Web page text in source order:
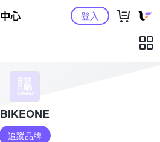
Yahoo購物中心登入
BIKEONE
追蹤品牌